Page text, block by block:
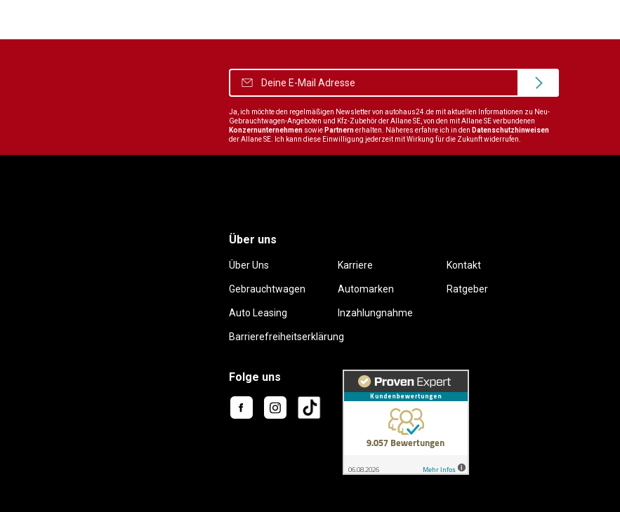
Ja, ich möchte den regelmäßigen Newsletter von autohaus24.de mit aktuellen Informationen zu Neu-
Gebrauchtwagen-Angeboten und Kfz-Zubehör der Allane SE, von den mit Allane SE verbundenen
Konzernunternehmen sowie Partnernerhalten. Näheres erfahre ich in den Datenschutzhinweisen
der Allane SE. Ich kann diese Einwilligung jederzeit mit Wirkung für die Zukunft widerrufen.
Über uns
Über Uns Karriere Kontakt
Gebrauchtwagen Automarken Ratgeber
Auto Leasing Inzahlungnahme
Barrierefreiheitserklärung
Folge uns